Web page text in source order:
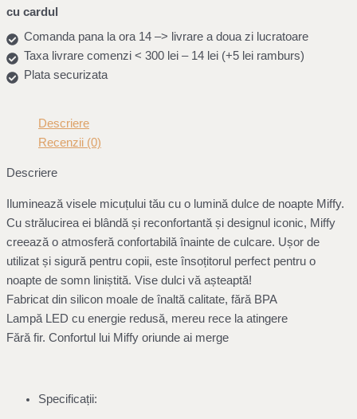
cu cardul
Comanda pana la ora 14 –> livrare a doua zi lucratoare
Taxa livrare comenzi < 300 lei – 14 lei (+5 lei ramburs)
Plata securizata
Descriere
Recenzii (0)
Descriere
Iluminează visele micuțului tău cu o lumină dulce de noapte Miffy.
Cu strălucirea ei blândă și reconfortantă și designul iconic, Miffy
creează o atmosferă confortabilă înainte de culcare. Ușor de
utilizat și sigură pentru copii, este însoțitorul perfect pentru o
noapte de somn liniștită. Vise dulci vă așteaptă!
Fabricat din silicon moale de înaltă calitate, fără BPA
Lampă LED cu energie redusă, mereu rece la atingere
Fără fir. Confortul lui Miffy oriunde ai merge
Specificații: